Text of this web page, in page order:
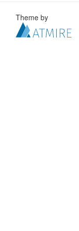
Theme by